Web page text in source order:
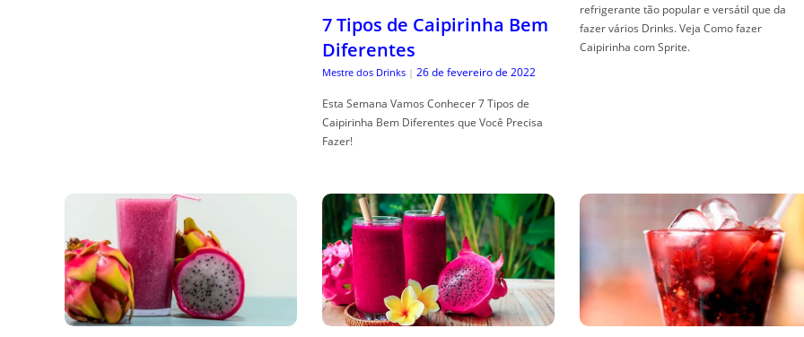
7 Tipos de Caipirinha Bem
Diferentes
Mestre dos Drinks | 26 de fevereiro de 2022
Esta Semana Vamos Conhecer 7 Tipos de
Caipirinha Bem Diferentes que Você Precisa
Fazer!
refrigerante tão popular e versátil que da
fazer vários Drinks. Veja Como fazer
Caipirinha com Sprite.